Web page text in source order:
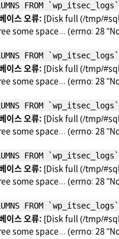
FROM `wp_itsec_logs`
이스 오류: [Disk full (/tmp/
some space... (errno: 28
FROM `wp_itsec_logs`
이스 오류: [Disk full (/tmp/
some space... (errno: 28
FROM `wp_itsec_logs`
이스 오류: [Disk full (/tmp/
some space... (errno: 28
FROM `wp_itsec_logs`
이스 오류: [Disk full (/tmp/
some space... (errno: 28
FROM `wp_itsec_logs`
이스 오류: [Disk full (/tmp/
some space... (errno: 28